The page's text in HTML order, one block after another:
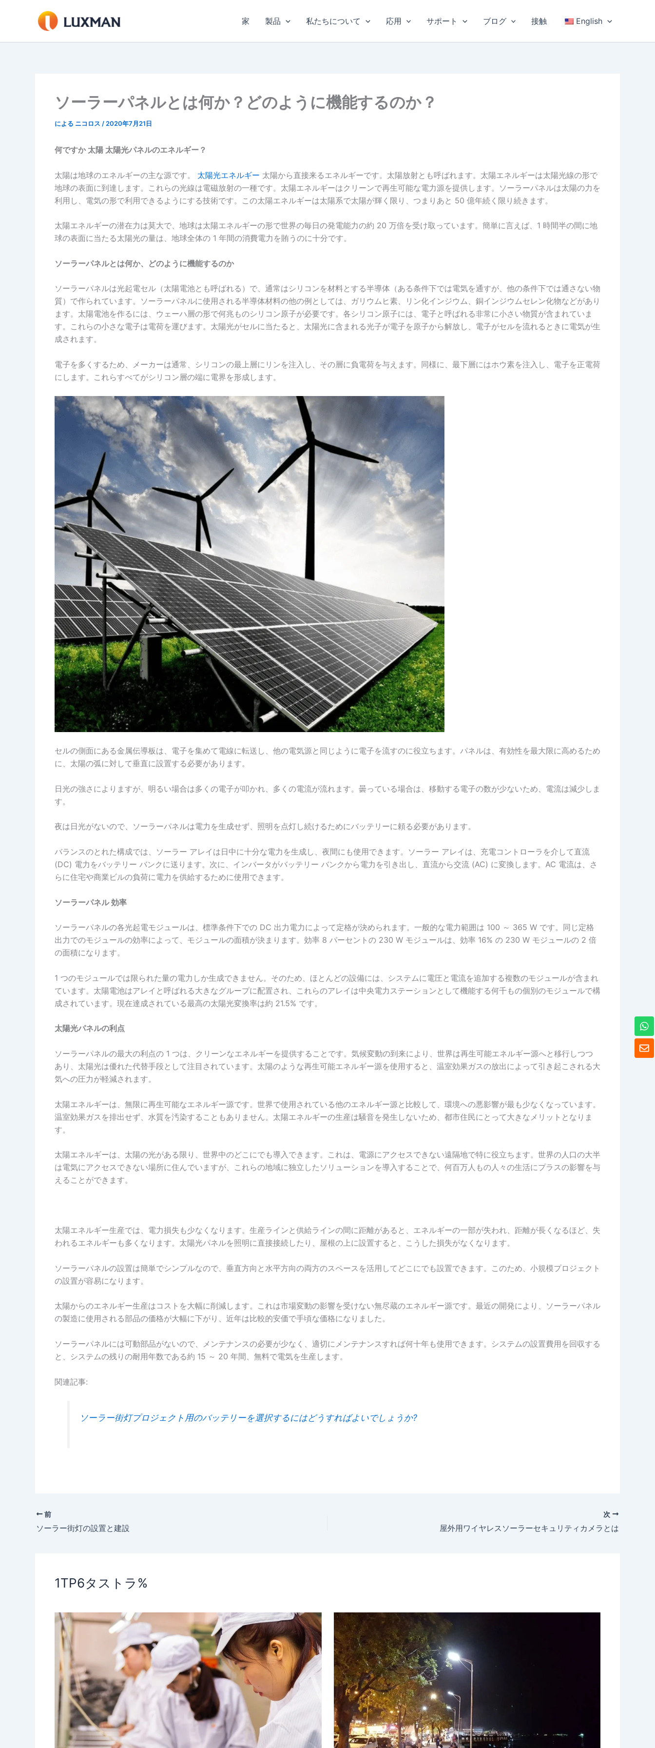
ス
家 製品 私たちについて 応用 サポート ブログ 接触 English
ソーラーパネルとは何か？どのように機能するのか？
による ニコロス / 2020年7月21日
何ですか 太陽 太陽光パネルのエネルギー？
太陽は地球のエネルギーの主な源です。 太陽光エネルギー 太陽から直接来るエネルギーです。太陽放射とも呼ばれます。太陽エネルギーは太陽光線の形で
地球の表面に到達します。これらの光線は電磁放射の一種です。太陽エネルギーはクリーンで再生可能な電力源を提供します。ソーラーパネルは太陽の力を
利用し、電気の形で利用できるようにする技術です。この太陽エネルギーは太陽系で太陽が輝く限り、つまりあと 50 億年続く限り続きます。
太陽エネルギーの潜在力は莫大で、地球は太陽エネルギーの形で世界の毎日の発電能力の約 20 万倍を受け取っています。簡単に言えば、1 時間半の間に地
球の表面に当たる太陽光の量は、地球全体の 1 年間の消費電力を賄うのに十分です。
ソーラーパネルとは何か、どのように機能するのか
ソーラーパネルは光起電セル（太陽電池とも呼ばれる）で、通常はシリコンを材料とする半導体（ある条件下では電気を通すが、他の条件下では通さない物
質）で作られています。ソーラーパネルに使用される半導体材料の他の例としては、ガリウムヒ素、リン化インジウム、銅インジウムセレン化物などがあり
ます。太陽電池を作るには、ウェーハ層の形で何兆ものシリコン原子が必要です。各シリコン原子には、電子と呼ばれる非常に小さい物質が含まれていま
す。これらの小さな電子は電荷を運びます。太陽光がセルに当たると、太陽光に含まれる光子が電子を原子から解放し、電子がセルを流れるときに電気が生
成されます。
電子を多くするため、メーカーは通常、シリコンの最上層にリンを注入し、その層に負電荷を与えます。同様に、最下層にはホウ素を注入し、電子を正電荷
にします。これらすべてがシリコン層の端に電界を形成します。
セルの側面にある金属伝導板は、電子を集めて電線に転送し、他の電気源と同じように電子を流すのに役立ちます。パネルは、有効性を最大限に高めるため
に、太陽の弧に対して垂直に設置する必要があります。
日光の強さによりますが、明るい場合は多くの電子が叩かれ、多くの電流が流れます。曇っている場合は、移動する電子の数が少ないため、電流は減少しま
す。
夜は日光がないので、ソーラーパネルは電力を生成せず、照明を点灯し続けるためにバッテリーに頼る必要があります。
バランスのとれた構成では、ソーラー アレイは日中に十分な電力を生成し、夜間にも使用できます。ソーラー アレイは、充電コントローラを介して直流
(DC) 電力をバッテリー バンクに送ります。次に、インバータがバッテリー バンクから電力を引き出し、直流から交流 (AC) に変換します。AC 電流は、さ
らに住宅や商業ビルの負荷に電力を供給するために使用できます。
ソーラーパネル効率
ソーラーパネルの各光起電モジュールは、標準条件下での DC 出力電力によって定格が決められます。一般的な電力範囲は 100 ～ 365 W です。同じ定格
出力でのモジュールの効率によって、モジュールの面積が決まります。効率 8 パーセントの 230 W モジュールは、効率 16% の 230 W モジュールの 2 倍
の面積になります。
1 つのモジュールでは限られた量の電力しか生成できません。そのため、ほとんどの設備には、システムに電圧と電流を追加する複数のモジュールが含まれ
ています。太陽電池はアレイと呼ばれる大きなグループに配置され、これらのアレイは中央電力ステーションとして機能する何千もの個別のモジュールで構
成されています。現在達成されている最高の太陽光変換率は約 21.5% です。
太陽光パネルの利点
ソーラーパネルの最大の利点の 1 つは、クリーンなエネルギーを提供することです。気候変動の到来により、世界は再生可能エネルギー源へと移行しつつ
あり、太陽光は優れた代替手段として注目されています。太陽のような再生可能エネルギー源を使用すると、温室効果ガスの放出によって引き起こされる大
気への圧力が軽減されます。
太陽エネルギーは、無限に再生可能なエネルギー源です。世界で使用されている他のエネルギー源と比較して、環境への悪影響が最も少なくなっています。
温室効果ガスを排出せず、水質を汚染することもありません。太陽エネルギーの生産は騒音を発生しないため、都市住民にとって大きなメリットとなりま
す。
太陽エネルギーは、太陽の光がある限り、世界中のどこにでも導入できます。これは、電源にアクセスできない遠隔地で特に役立ちます。世界の人口の大半
は電気にアクセスできない場所に住んでいますが、これらの地域に独立したソリューションを導入することで、何百万人もの人々の生活にプラスの影響を与
えることができます。
太陽エネルギー生産では、電力損失も少なくなります。生産ラインと供給ラインの間に距離があると、エネルギーの一部が失われ、距離が長くなるほど、失
われるエネルギーも多くなります。太陽光パネルを照明に直接接続したり、屋根の上に設置すると、こうした損失がなくなります。
ソーラーパネルの設置は簡単でシンプルなので、垂直方向と水平方向の両方のスペースを活用してどこにでも設置できます。このため、小規模プロジェクト
の設置が容易になります。
太陽からのエネルギー生産はコストを大幅に削減します。これは市場変動の影響を受けない無尽蔵のエネルギー源です。最近の開発により、ソーラーパネル
の製造に使用される部品の価格が大幅に下がり、近年は比較的安価で手頃な価格になりました。
ソーラーパネルには可動部品がないので、メンテナンスの必要が少なく、適切にメンテナンスすれば何十年も使用できます。システムの設置費用を回収する
と、システムの残りの耐用年数である約 15 ～ 20 年間、無料で電気を生産します。
関連記事:
ソーラー街灯プロジェクト用のバッテリーを選択するにはどうすればよいでしょうか?
前
ソーラー街灯の設置と建設
次
屋外用ワイヤレスソーラーセキュリティカメラとは
1TP6タストラ%
封
筒
ワ
ッ
ツ
ア
ッ